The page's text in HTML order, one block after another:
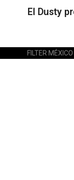
El Dusty
FILTER